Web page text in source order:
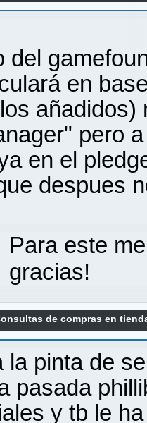
del
en
pero
en el
despues
Para este
gracias!
de compras en
la pinta de
pasada
y tb le